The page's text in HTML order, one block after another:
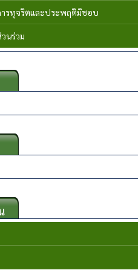
ารทุจริตและประพฤติมิชอบ
นร่วม